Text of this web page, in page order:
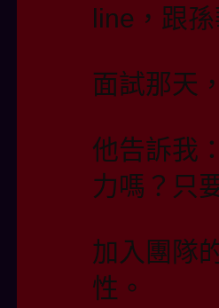
line，跟
面試那天
他告訴我
力嗎？只
加入團隊
性。